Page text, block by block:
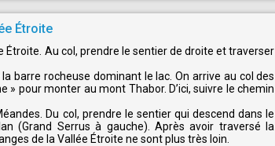
Étroite
Étroite. Au col, prendre le sentier de droite et traverser
barre rocheuse dominant le lac. On arrive au col des
» pour monter au mont Thabor. D’ici, suivre le chemin
Du col, prendre le sentier qui descend dans le
(Grand Serrus à gauche). Après avoir traversé la
de la Vallée Étroite ne sont plus très loin.